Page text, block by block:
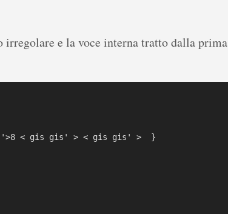
e la voce interna tratto dalla prima
< gis gis' > < gis gis' >  }